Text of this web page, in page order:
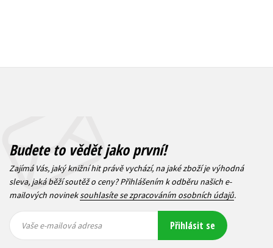
Budete to vědět jako první!
Zajímá Vás, jaký knižní hit právě vychází, na jaké zboží je výhodná
sleva, jaká běží soutěž o ceny? Přihlášením k odběru našich e-
mailových novineksouhlasíte se zpracováním osobních údajů.
mailová
mailová
Vaše e-mailová adresa Přihlásit se